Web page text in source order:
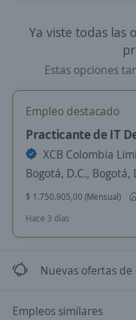
Ya viste todas las
Estas opciones
Empleo destacado
Practicante de IT
XCB Colombia
Bogotá, D.C., Bogotá,
$ 1.750.905,00 (Mensual)
Hace 3 días
Nuevas ofertas
Empleos similares